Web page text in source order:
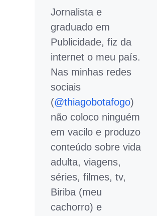
Jornalista e
graduado em
Publicidade, fiz da
internet o meu país.
Nas minhas redes
sociais
(@thiagobotafogo)
não coloco ninguém
em vacilo e produzo
conteúdo sobre vida
adulta, viagens,
séries, filmes, tv,
Biriba (meu
cachorro) e